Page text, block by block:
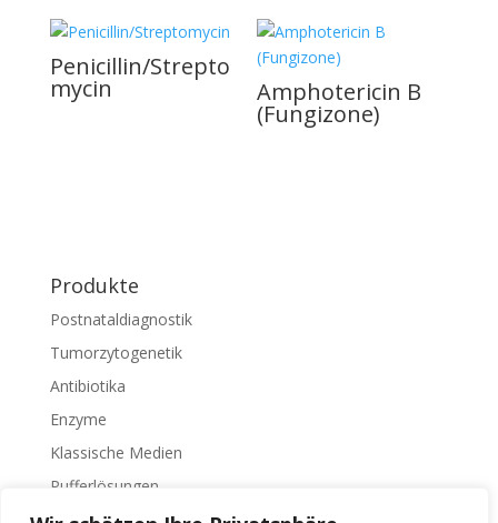
Penicillin/Strepto
mycin Amphotericin B
(Fungizone)
Produkte
Postnataldiagnostik
Tumorzytogenetik
Antibiotika
Enzyme
Klassische Medien
Pufferlösungen